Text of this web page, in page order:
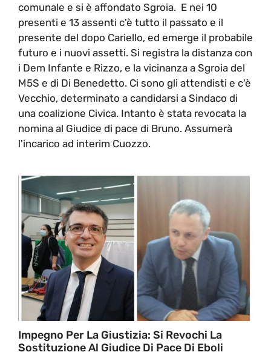
comunale e si è affondato Sgroia. E nei 10
presenti e 13 assenti c'è tutto il passato e il
presente del dopo Cariello, ed emerge il probabile
futuro e i nuovi assetti. Si registra la distanza con
i Dem Infante e Rizzo, e la vicinanza a Sgroia del
M5S e di Di Benedetto. Ci sono gli attendisti e c'è
Vecchio, determinato a candidarsi a Sindaco di
una coalizione Civica. Intanto è stata revocata la
nomina al Giudice di pace di Bruno. Assumerà
l'incarico ad interim Cuozzo.
Impegno Per La Giustizia: Si Revochi La
Sostituzione Al Giudice Di Pace Di Eboli